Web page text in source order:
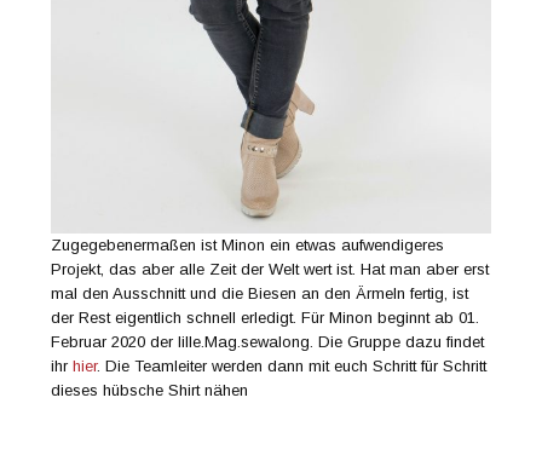
Zugegebenermaßen ist Minon ein etwas aufwendigeres
Projekt, das aber alle Zeit der Welt wert ist. Hat man aber erst
mal den Ausschnitt und die Biesen an den Ärmeln fertig, ist
der Rest eigentlich schnell erledigt. Für Minon beginnt ab 01.
Februar 2020 der lille.Mag.sewalong. Die Gruppe dazu findet
ihrhier. Die Teamleiter werden dann mit euch Schritt für Schritt
dieses hübsche Shirt nähen